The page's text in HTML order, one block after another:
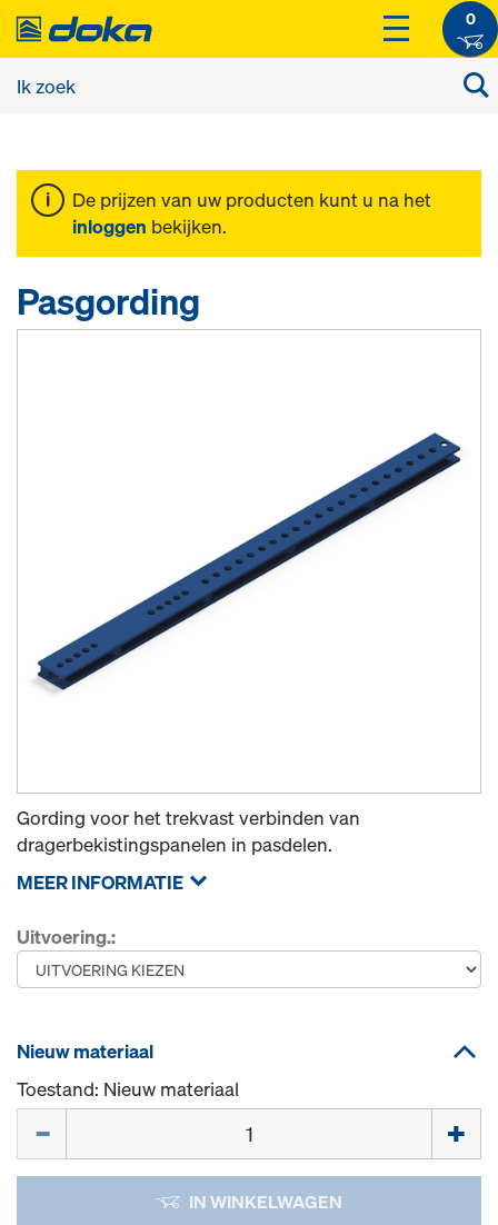
0
De prijzen van uw producten kunt u na het
inloggen bekijken.
Pasgording
Gording voor het trekvast verbinden van
dragerbekistingspanelen in pasdelen.
MEER INFORMATIE
Uitvoering.:
Nieuw materiaal
Toestand: Nieuw materiaal
IN WINKELWAGEN